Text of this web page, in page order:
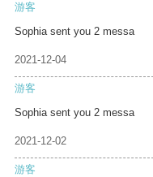
游客
Sophia sent you 2 messa
2021-12-04
游客
Sophia sent you 2 messa
2021-12-02
游客